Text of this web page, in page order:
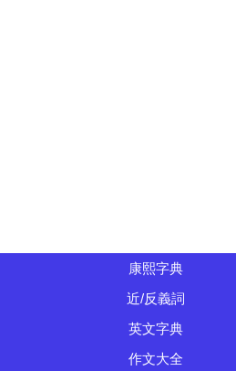
康熙字典
近/反義詞
英文字典
作文大全